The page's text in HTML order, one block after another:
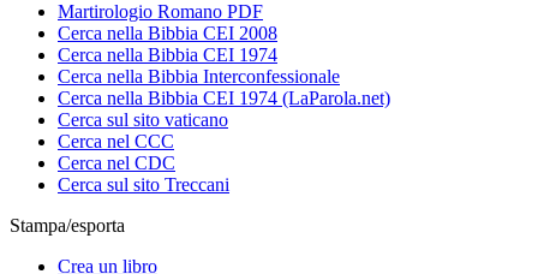
Martirologio Romano PDF
Cerca nella Bibbia CEI 2008
Cerca nella Bibbia CEI 1974
Cerca nella Bibbia Interconfessionale
Cerca nella Bibbia CEI 1974 (LaParola.net)
Cerca sul sito vaticano
Cerca nel CCC
Cerca nel CDC
Cerca sul sito Treccani
Stampa/esporta
Crea un libro